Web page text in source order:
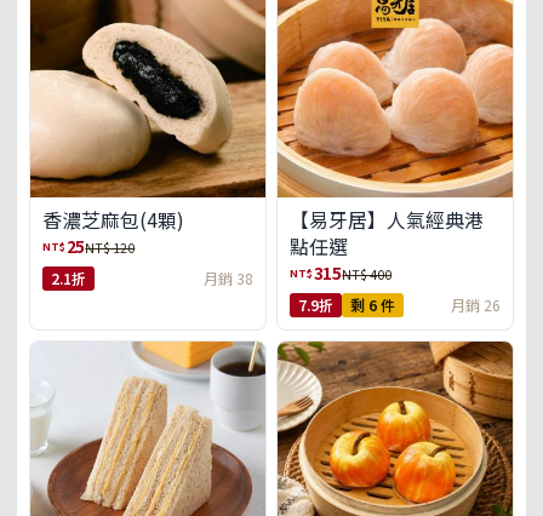
香濃芝麻包(4顆)
NT$ 25NT$ 120
2.1折 月銷 38
【易牙居】人氣經典港
點任選
NT$315NT$ 400
7.9折 剩 6 件 月銷 26